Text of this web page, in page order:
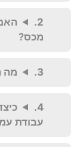
מכס?
מה
עבודת